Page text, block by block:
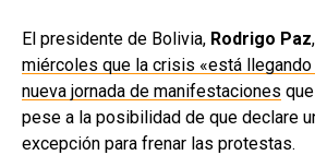
El presidente de Bolivia, Rodrigo Paz,
miércoles que la crisis «está llegando
nueva jornada de manifestaciones
pese a la posibilidad de que declare
excepción para frenar las protestas.